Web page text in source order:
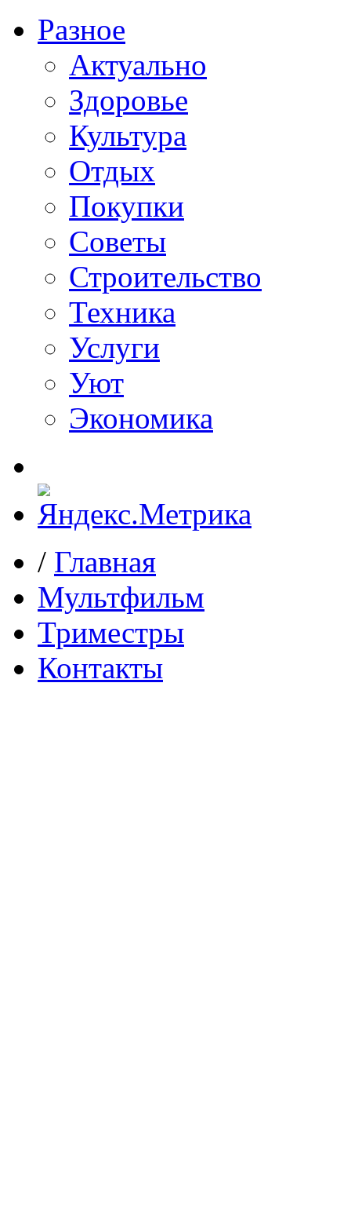
Разное
Актуально
Здоровье
Культура
Отдых
Покупки
Советы
Строительство
Техника
Услуги
Уют
Экономика
/ Главная
Мультфильм
Триместры
Контакты